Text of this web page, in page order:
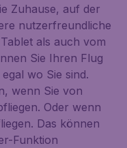
Zuhause, auf der
nutzerfreundliche
als auch vom
Sie Ihren Flug
wo Sie sind.
wenn Sie von
Oder wenn
Das können
Funktion